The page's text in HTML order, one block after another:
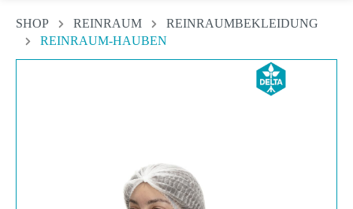
SHOP REINRAUM
REINRAUMBEKLEIDUNG
REINRAUM-HAUBEN